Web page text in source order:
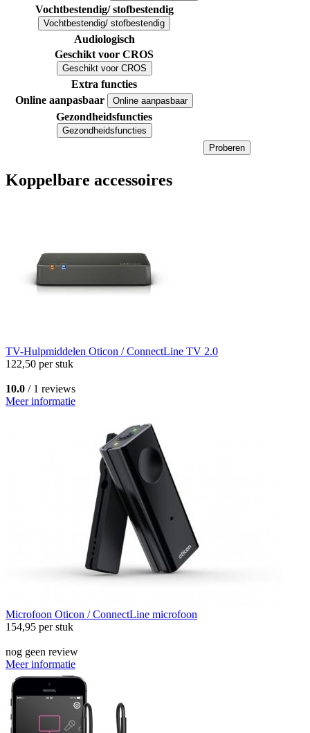
Vochtbestendig/ stofbestendig
Vochtbestendig/ stofbestendig
Audiologisch
Geschikt voor CROS
Geschikt voor CROS
Extra functies
Online aanpasbaar
Online aanpasbaar
Gezondheidsfuncties
Gezondheidsfuncties
Proberen
Koppelbare accessoires
TV-Hulpmiddelen Oticon / ConnectLine TV 2.0
122,50 per stuk
10.0 / 1 reviews
Meer informatie
Microfoon Oticon / ConnectLine microfoon
154,95 per stuk
nog geen review
Meer informatie